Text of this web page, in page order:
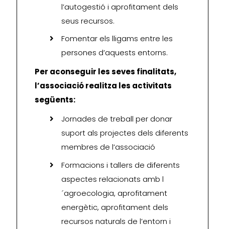
l’autogestió i aprofitament dels
seus recursos.
Fomentar els lligams entre les
persones d’aquests entorns.
Per aconseguir les seves finalitats,
l’associació realitza les activitats
següents:
Jornades de treball per donar
suport als projectes dels diferents
membres de l’associació
Formacions i tallers de diferents
aspectes relacionats amb l
´agroecologia, aprofitament
energètic, aprofitament dels
recursos naturals de l’entorn i